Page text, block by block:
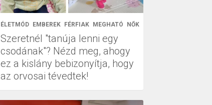
ÉLETMÓD EMBEREK FÉRFIAK MEGHATÓ NŐK
Szeretnél "tanúja lenni egy
csodának"? Nézd meg, ahogy
ez a kislány bebizonyítja, hogy
az orvosai tévedtek!